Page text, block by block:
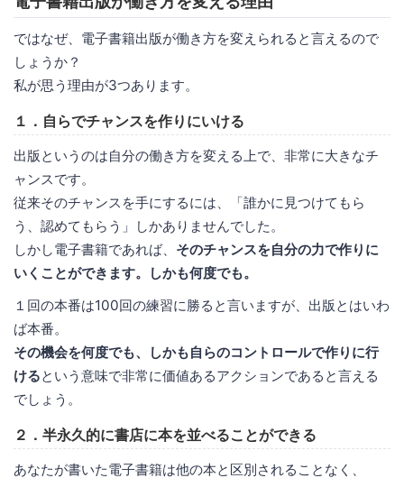
ではなぜ、電子書籍出版が働き方を変えられると言えるので
しょうか？
私が思う理由が3つあります。
１．自らでチャンスを作りにいける
出版というのは自分の働き方を変える上で、非常に大きなチ
ャンスです。
従来そのチャンスを手にするには、「誰かに見つけてもら
う、認めてもらう」しかありませんでした。
しかし電子書籍であれば、 そのチャンスを自分の力で作りに
いくことができます。しかも何度でも。
１回の本番は100回の練習に勝ると言いますが、出版とはいわ
ば本番。
その機会を何度でも、しかも自らのコントロールで作りに行
けるという意味で非常に価値あるアクションであると言える
でしょう。
２．半永久的に書店に本を並べることができる
あなたが書いた電子書籍は他の本と区別されることなく、